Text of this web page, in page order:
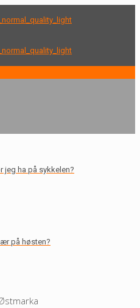
jeg ha på sykkelen?
på høsten?